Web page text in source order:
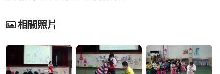
相關照片